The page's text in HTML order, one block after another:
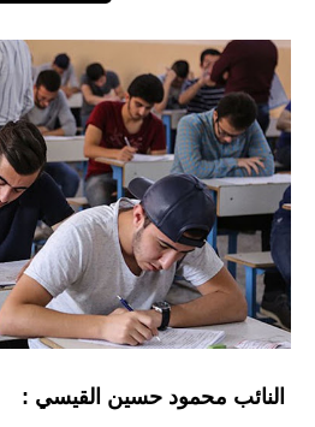
النائب محمود حسين القيسي :